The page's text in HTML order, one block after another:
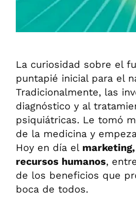
La curiosidad sobre el
puntapié inicial para el
Tradicionalmente, las
diagnóstico y al
psiquiátricas. Le tomó
de la medicina y
Hoy en día el
recursos humanos,
de los beneficios que
boca de todos.